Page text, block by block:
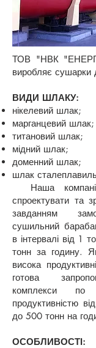
ТОВ "НВК
виробляє сушарки
ВИДИ ШЛАКУ:
нікелевий шлак;
марганцевий шлак;
титановий шлак;
мідний шлак;
доменний шлак;
шлак
Наша
спроектувати та
завданням
сушильний
в інтервалі від 1
тонн за годину.
висока
готова
комплекси
продуктивністю
до 500 тонн на
ОСОБЛИВОСТІ: